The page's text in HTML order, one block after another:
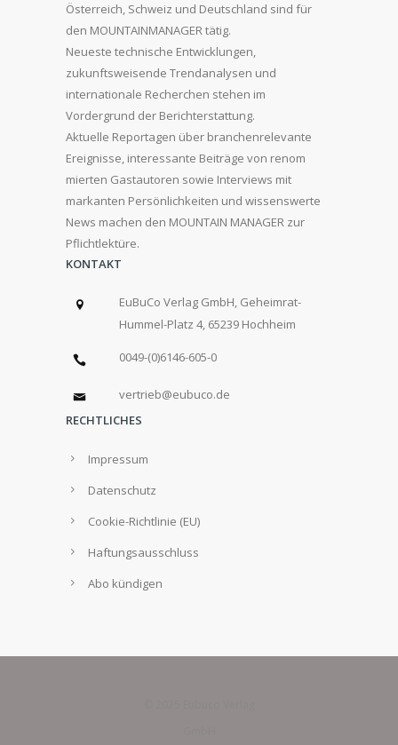
Österreich, Schweiz und Deutschland sind für
den MOUNTAINMANAGER tätig.
Neueste technische Entwicklungen,
zukunftsweisende Trendanalysen und
internationale Recherchen stehen im
Vordergrund der Berichterstattung.
Aktuelle Reportagen über branchenrelevante
Ereignisse, interessante Beiträge von renom
mierten Gastautoren sowie Interviews mit
markanten Persönlichkeiten und wissenswerte
News machen den MOUNTAIN MANAGER zur
Pflichtlektüre.
KONTAKT
EuBuCo Verlag GmbH, Geheimrat-
Hummel-Platz 4, 65239 Hochheim
0049-(0)6146-605-0
vertrieb@eubuco.de
RECHTLICHES
Impressum
Datenschutz
Cookie-Richtlinie (EU)
Haftungsausschluss
Abo kündigen